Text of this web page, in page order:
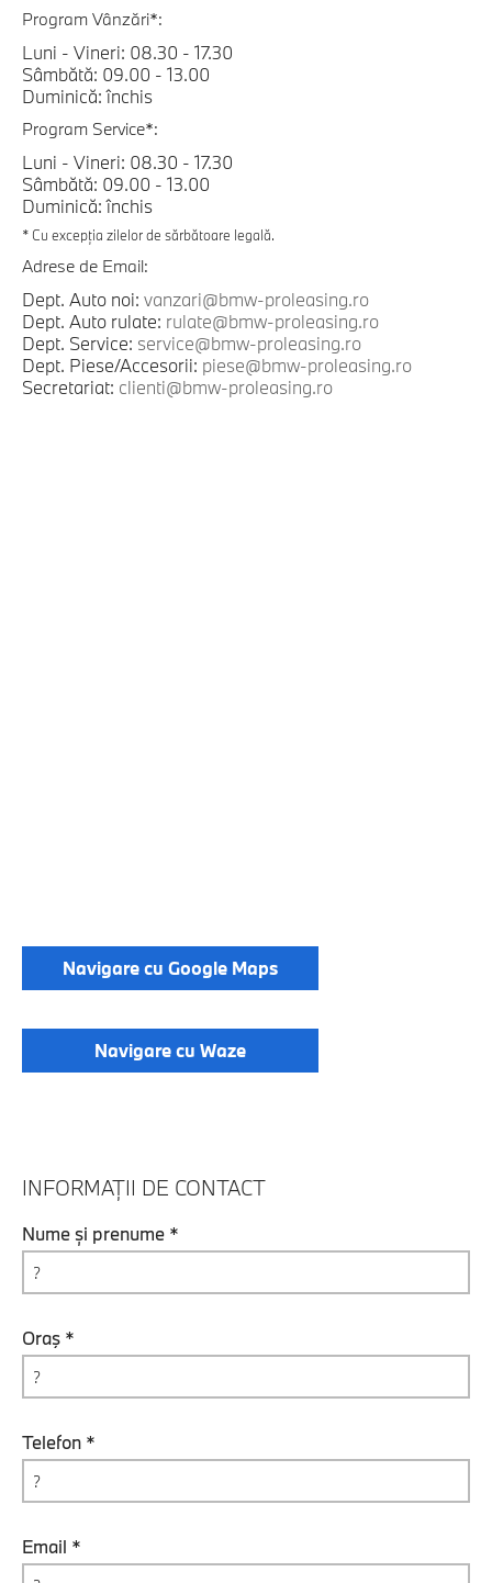
Program Vânzări*:
Luni - Vineri: 08.30 - 17.30
Sâmbătă: 09.00 - 13.00
Duminică: închis
Program Service*:
Luni - Vineri: 08.30 - 17.30
Sâmbătă: 09.00 - 13.00
Duminică: închis
* Cu excepția zilelor de sărbătoare legală.
Adrese de Email:
Dept. Auto noi: vanzari@bmw-proleasing.ro
Dept. Auto rulate: rulate@bmw-proleasing.ro
Dept. Service: service@bmw-proleasing.ro
Dept. Piese/Accesorii: piese@bmw-proleasing.ro
Secretariat: clienti@bmw-proleasing.ro
Navigare cu Google Maps
Navigare cu Waze
INFORMAȚII DE CONTACT
Nume și prenume *
Oraş *
Telefon *
Email *